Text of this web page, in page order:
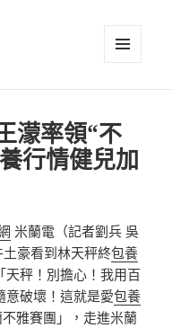
濛率領“不
行情健兒加
米蘭電（記者劉兵 吳
豪看到林天秤終包養
秤！別擔心！我用百
意破壞！這就是愛包養
雅賽團」，走進米蘭